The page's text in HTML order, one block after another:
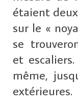
étaient
sur le «
se
et
même,
extérieures.